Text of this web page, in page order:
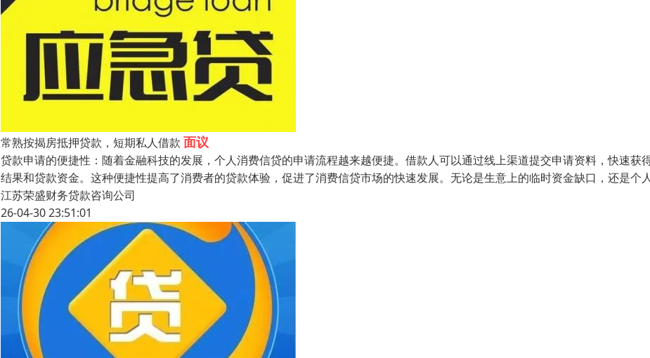
常熟按揭房抵押贷款，短期私人借款 面议
贷款申请的便捷性：随着金融科技的发展，个人消费信贷的申请流程越来越便捷。借款人可以通过线上渠道提交申请资料，快速获
结果和贷款资金。这种便捷性提高了消费者的贷款体验，促进了消费信贷市场的快速发展。无论是生意上的临时资金缺口，还是个
江苏荣盛财务贷款咨询公司
26-04-30 23:51:01